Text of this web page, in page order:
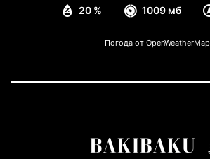
20 % 1009 мб
Погода от OpenWeatherMap